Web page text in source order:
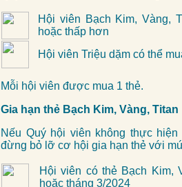
Hội viên Bạch Kim, Vàng,
hoặc thấp hơn
Hội viên Triệu dặm có thể
Mỗi hội viên được mua 1 thẻ.
Gia hạn thẻ Bạch Kim, Vàng, Titan
Nếu Quý hội viên không thực
đừng bỏ lỡ cơ hội gia hạn thẻ với
Hội viên có thẻ Bạch Kim,
hoặc tháng 3/2024